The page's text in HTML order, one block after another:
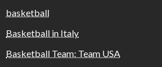
basketball
Basketball in Italy
Basketball Team: Team USA